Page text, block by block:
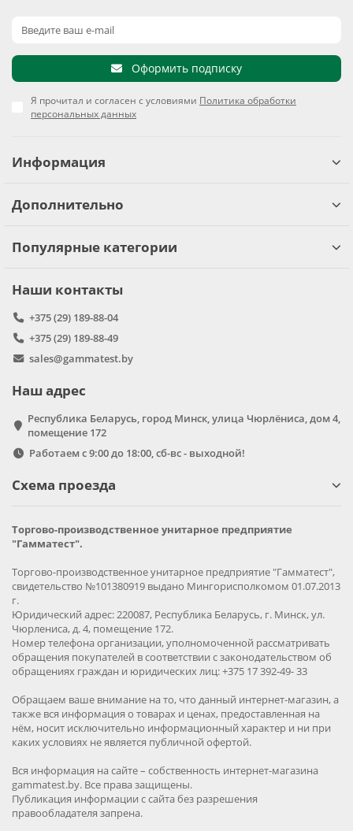
Оформить подписку
Я прочитал и согласен с условиями Политика обработки
персональных данных
Информация
Дополнительно
Популярные категории
Наши контакты
+375 (29) 189-88-04
+375 (29) 189-88-49
sales@gammatest.by
Наш адрес
Республика Беларусь, город Минск, улица Чюрлёниса, дом 4,
помещение 172
Работаем с 9:00 до 18:00, сб-вс - выходной!
Схема проезда
Торгово-производственное унитарное предприятие
"Гамматест".
Торгово-производственное унитарное предприятие "Гамматест",
свидетельство №101380919 выдано Мингорисполкомом 01.07.2013
г.
Юридический адрес: 220087, Республика Беларусь, г. Минск, ул.
Чюрлениса, д. 4, помещение 172.
Номер телефона организации, уполномоченной рассматривать
обращения покупателей в соответствии с законодательством об
обращениях граждан и юридических лиц: +375 17 392-49- 33
Обращаем ваше внимание на то, что данный интернет-магазин, а
также вся информация о товарах и ценах, предоставленная на
нём, носит исключительно информационный характер и ни при
каких условиях не является публичной офертой.
Вся информация на сайте – собственность интернет-магазина
gammatest.by. Все права защищены.
Публикация информации с сайта без разрешения
правообладателя запрена.